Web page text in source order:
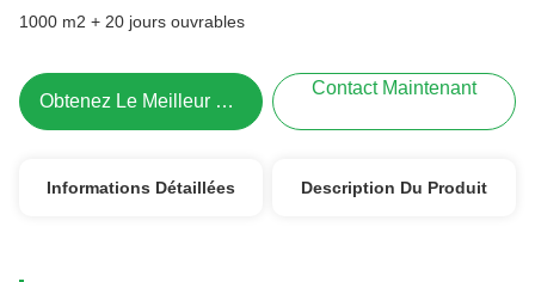
1000 m2 + 20 jours ouvrables
Obtenez Le Meilleur Prix
Contact Maintenant
Informations Détaillées Description Du Produit